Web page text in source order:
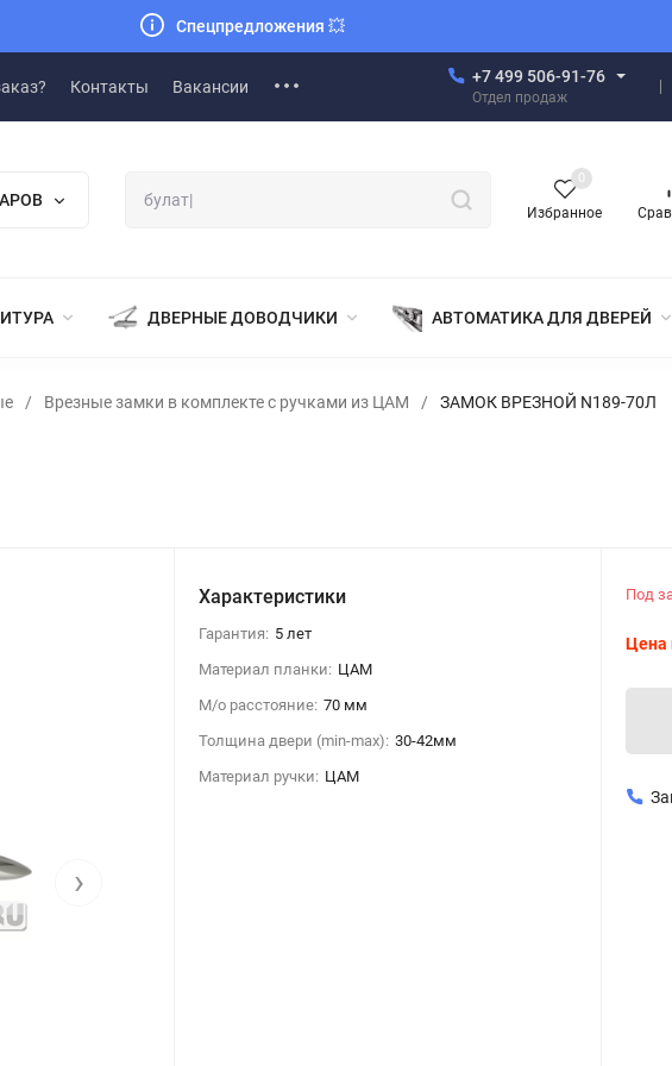
Спецпредложения 💥
Контакты Вакансии
+7 499 506-91-76
Отдел продаж
Избранное
0
ДВЕРНЫЕ ДОВОДЧИКИ АВТОМАТИКА ДЛЯ ДВЕРЕЙ
/ Врезные замки в комплекте с ручками из ЦАМ / ЗАМОК ВРЕЗНОЙ N189-70Л
›
Характеристики
Гарантия: 5 лет
Материал планки: ЦАМ
М/о расстояние: 70 мм
Толщина двери (min-max): 30-42мм
Материал ручки: ЦАМ
Под
Цена